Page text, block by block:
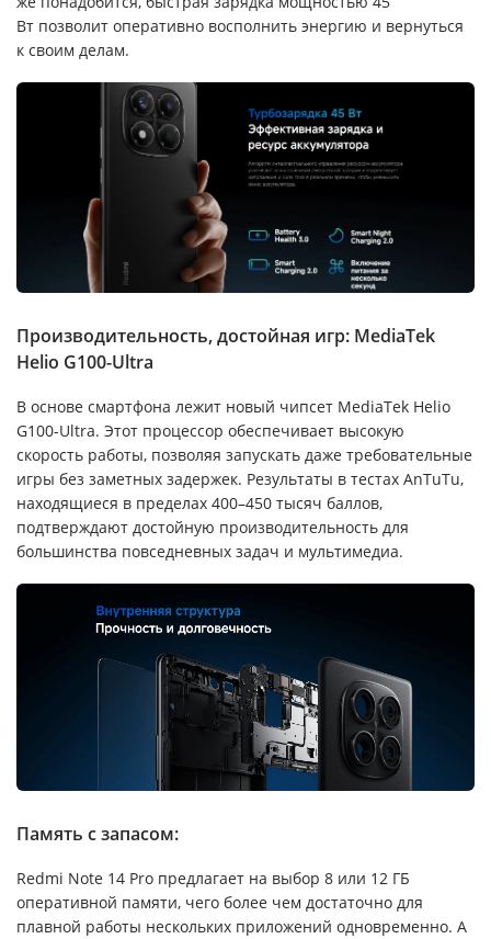
Вт позволит оперативно восполнить энергию и вернуться
к своим делам.
Производительность, достойная игр: MediaTek
Helio G100-Ultra
В основе смартфона лежит новый чипсет MediaTek Helio
G100-Ultra. Этот процессор обеспечивает высокую
скорость работы, позволяя запускать даже требовательные
игры без заметных задержек. Результаты в тестах AnTuTu,
находящиеся в пределах 400–450 тысяч баллов,
подтверждают достойную производительность для
большинства повседневных задач и мультимедиа.
Память с запасом:
Redmi Note 14 Pro предлагает на выбор 8 или 12 ГБ
оперативной памяти, чего более чем достаточно для
плавной работы нескольких приложений одновременно. А